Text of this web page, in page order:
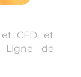
CFD, et
Ligne de